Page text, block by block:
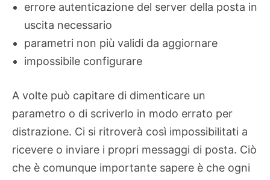
errore autenticazione del server della posta in
uscita necessario
parametri non più validi da aggiornare
impossibile configurare
A volte può capitare di dimenticare un
parametro o di scriverlo in modo errato per
distrazione. Ci si ritroverà così impossibilitati a
ricevere o inviare i propri messaggi di posta. Ciò
che è comunque importante sapere è che ogni